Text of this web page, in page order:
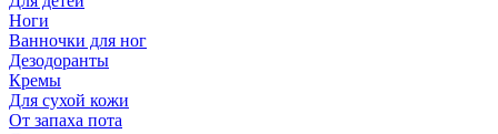
Ноги
Ванночки для ног
Дезодоранты
Кремы
Для сухой кожи
От запаха пота